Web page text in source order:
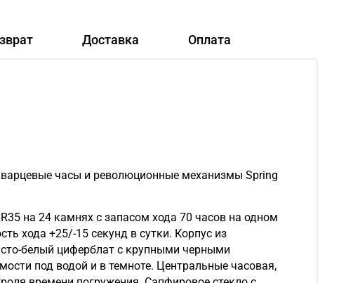
Доставка Оплата
часы и революционные механизмы Spring
на 24 камнях с запасом хода 70 часов на одном
хода +25/-15 секунд в сутки. Корпус из
белый циферблат с крупными черными
под водой и в темноте. Центральные часовая,